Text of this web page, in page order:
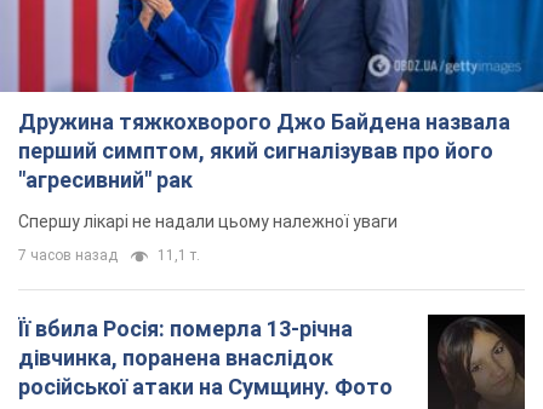
Дружина тяжкохворого Джо Байдена назвала
перший симптом, який сигналізував про його
"агресивний" рак
Спершу лікарі не надали цьому належної уваги
7 часов назад 11,1 т.
Її вбила Росія: померла 13-річна
дівчинка, поранена внаслідок
російської атаки на Сумщину. Фото